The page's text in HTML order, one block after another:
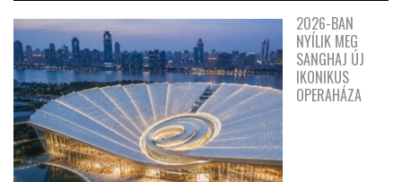
2026-BAN
NYÍLIK MEG
SANGHAJ ÚJ
IKONIKUS
OPERAHÁZA